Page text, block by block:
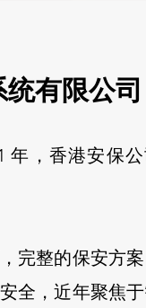
有限公司
年，香港安保公
完整的保安方案
全，近年聚焦